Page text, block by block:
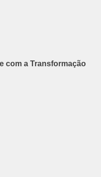
com a Transformação